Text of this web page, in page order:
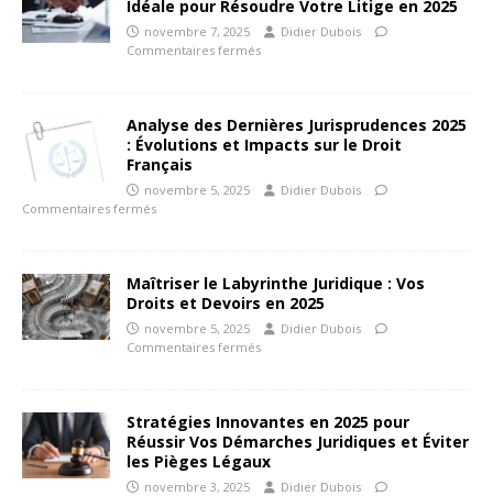
Idéale pour Résoudre Votre Litige en 2025
novembre 7, 2025
Didier Dubois
Commentaires fermés
Analyse des Dernières Jurisprudences 2025
: Évolutions et Impacts sur le Droit
Français
novembre 5, 2025
Didier Dubois
Commentaires fermés
Maîtriser le Labyrinthe Juridique : Vos
Droits et Devoirs en 2025
novembre 5, 2025
Didier Dubois
Commentaires fermés
Stratégies Innovantes en 2025 pour
Réussir Vos Démarches Juridiques et Éviter
les Pièges Légaux
novembre 3, 2025
Didier Dubois